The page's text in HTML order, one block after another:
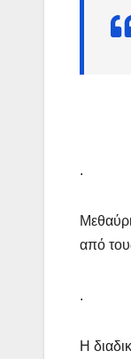
.
από
.
Η